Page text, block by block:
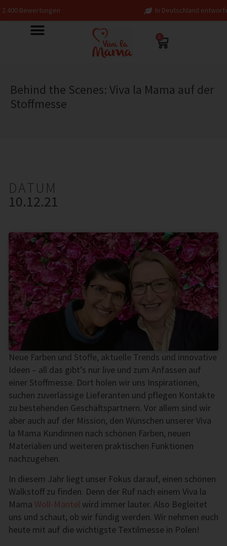
In Deutschland entworfen – fair in Europa
0
Behind the Scenes: Viva la Mama auf der
Stoffmesse
DATUM
10.12.21
Neue Farben und Stoffe, aktuelle Trends und innovative
Ideen – all das gibt’s nur live und zum Anfassen auf
einer Stoffmesse. Dort holen wir uns Inspirationen,
suchen zuverlässige Lieferanten und pflegen Kontakte
zu bestehenden Geschäftspartnern. Vor allem sind wir
aber auch auf der Mission, den Wünschen unserer Viva
la Mama Kundinnen nach schönen Farben, neuen
Materialien und weiteren praktischen Funktionen
nachzugehen.
In diesem Jahr liegt unser Fokus darauf, einen schönen
Walkstoff zu finden. Denn der Ruf nach einem Viva la
Mama Woll-Mantel wird immer lauter. Also Begleitet
uns und schaut, ob wir fündig werden. Wir nehmen euch
heute mit auf die wichtigste Textilmesse in Polen!